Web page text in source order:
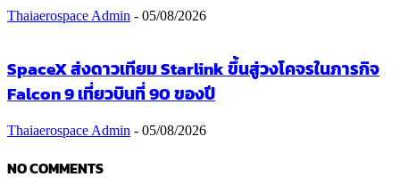
Thaiaerospace Admin - 05/08/2026
SpaceX ส่งดาวเทียม Starlink ขึ้นสู่วงโคจรในภารกิจ
Falcon 9 เที่ยวบินที่ 90 ของปี
Thaiaerospace Admin - 05/08/2026
NO COMMENTS